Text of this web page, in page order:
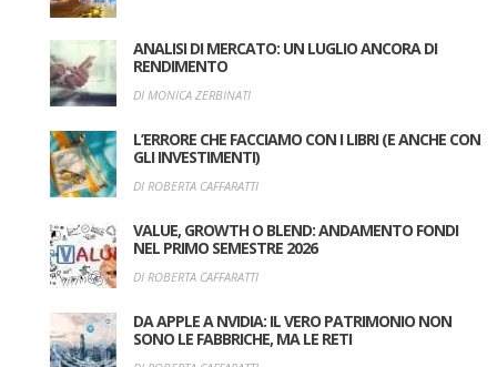
ANALISI DI MERCATO: UN LUGLIO ANCORA DI
RENDIMENTO
DI MONICA ZERBINATI
L’ERRORE CHE FACCIAMO CON I LIBRI (E ANCHE CON
GLI INVESTIMENTI)
DI ROBERTA CAFFARATTI
VALUE, GROWTH O BLEND: ANDAMENTO FONDI
NEL PRIMO SEMESTRE 2026
DI ROBERTA CAFFARATTI
DA APPLE A NVIDIA: IL VERO PATRIMONIO NON
SONO LE FABBRICHE, MA LE RETI